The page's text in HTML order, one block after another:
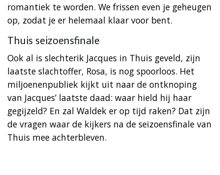
romantiek te worden. We frissen even je geheugen
op, zodat je er helemaal klaar voor bent.
Thuis seizoensfinale
Ook al is slechterik Jacques in Thuis geveld, zijn
laatste slachtoffer, Rosa, is nog spoorloos. Het
miljoenenpubliek kijkt uit naar de ontknoping
van Jacques’ laatste daad: waar hield hij haar
gegijzeld? En zal Waldek er op tijd raken? Dat zijn
de vragen waar de kijkers na de seizoensfinale van
Thuis mee achterbleven.